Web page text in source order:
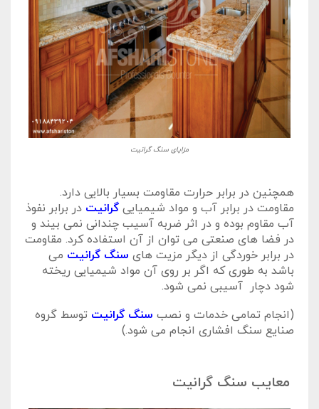
مزایای سنگ گرانیت
همچنین در برابر حرارت مقاومت بسیار بالایی دارد.
مقاومت در برابر آب و مواد شیمیایی گرانیت در برابر نفوذ
آب مقاوم بوده و در اثر ضربه آسیب چندانی نمی بیند و
در فضا های صنعتی می توان از آن استفاده کرد. مقاومت
در برابر خوردگی از دیگر مزیت های سنگ گرانیت می
باشد به طوری که اگر بر روی آن مواد شیمیایی ریخته
شود دچار آسیبی نمی شود.
(انجام تمامی خدمات و نصب سنگ گرانیت توسط گروه
صنایع سنگ افشاری انجام می شود.)
معایب سنگ گرانیت